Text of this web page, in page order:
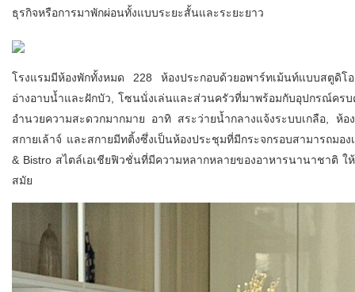
ธุรกิจหรือการมาพักผ่อนทั้งแบบระยะสั้นและระยะยาว
โรงแรมมีห้องพักทั้งหมด 228 ห้องประกอบด้วยอพาร์ทเม้นท์แบบสตูดิ
อ่างอาบน้ำและฝักบัว, โซนนั่งเล่นและส่วนครัวที่มาพร้อมกับอุปกรณ์คร
อำนวยความสะดวกมากมาย อาทิ สระว่ายน้ำกลางแจ้งระบบเกลือ, ห้
สกายเล้าจ์ และสกายมีทติ้งซึ่งเป็นห้องประชุมที่มีกระจกรอบสามารถม
& Bistro สไตล์เอเชียฟิวชั่นที่มีความหลากหลายของอาหารนานาชาติ
สมัย